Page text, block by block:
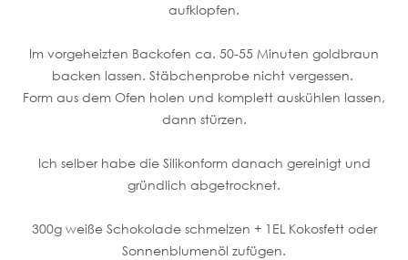
aufklopfen.
Im vorgeheizten Backofen ca. 50-55 Minuten goldbraun
backen lassen. Stäbchenprobe nicht vergessen.
Form aus dem Ofen holen und komplett auskühlen lassen,
dann stürzen.
Ich selber habe die Silikonform danach gereinigt und
gründlich abgetrocknet.
300g weiße Schokolade schmelzen + 1EL Kokosfett oder
Sonnenblumenöl zufügen.